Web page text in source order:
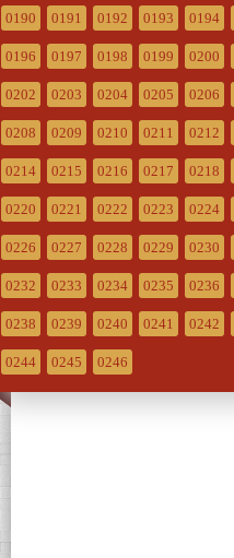
0190 0191 0192 0193 0194
0196 0197 0198 0199 0200
0202 0203 0204 0205 0206
0208 0209 0210 0211 0212
0214 0215 0216 0217 0218
0220 0221 0222 0223 0224
0226 0227 0228 0229 0230
0232 0233 0234 0235 0236
0238 0239 0240 0241 0242
0244 0245 0246